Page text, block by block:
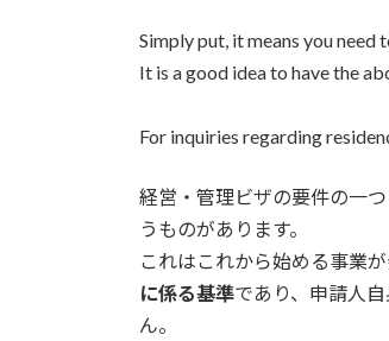
Simply put, it means you need
It is a good idea to have the
For inquiries regarding
経営・管理ビザの要件の一
うものがあります。
これはこれから始める事業
に係る基準であり、申請人
ん。